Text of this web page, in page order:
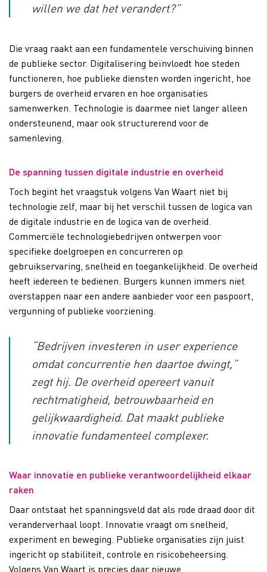
willen we dat het verandert?”
Die vraag raakt aan een fundamentele verschuiving binnen
de publieke sector. Digitalisering beïnvloedt hoe steden
functioneren, hoe publieke diensten worden ingericht, hoe
burgers de overheid ervaren en hoe organisaties
samenwerken. Technologie is daarmee niet langer alleen
ondersteunend, maar ook structurerend voor de
samenleving.
De spanning tussen digitale industrie en overheid
Toch begint het vraagstuk volgens Van Waart niet bij
technologie zelf, maar bij het verschil tussen de logica van
de digitale industrie en de logica van de overheid.
Commerciële technologiebedrijven ontwerpen voor
specifieke doelgroepen en concurreren op
gebruikservaring, snelheid en toegankelijkheid. De overheid
heeft iedereen te bedienen. Burgers kunnen immers niet
overstappen naar een andere aanbieder voor een paspoort,
vergunning of publieke voorziening.
“Bedrijven investeren in user experience
omdat concurrentie hen daartoe dwingt,”
zegt hij. De overheid opereert vanuit
rechtmatigheid, betrouwbaarheid en
gelijkwaardigheid. Dat maakt publieke
innovatie fundamenteel complexer.
Waar innovatie en publieke verantwoordelijkheid elkaar
raken
Daar ontstaat het spanningsveld dat als rode draad door dit
veranderverhaal loopt. Innovatie vraagt om snelheid,
experiment en beweging. Publieke organisaties zijn juist
ingericht op stabiliteit, controle en risicobeheersing.
Volgens Van Waart is precies daar nieuwe